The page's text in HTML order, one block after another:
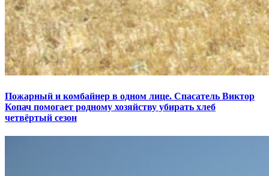
Пожарный и комбайнер в одном лице. Спасатель Виктор
Копач помогает родному хозяйству убирать хлеб
четвёртый сезон